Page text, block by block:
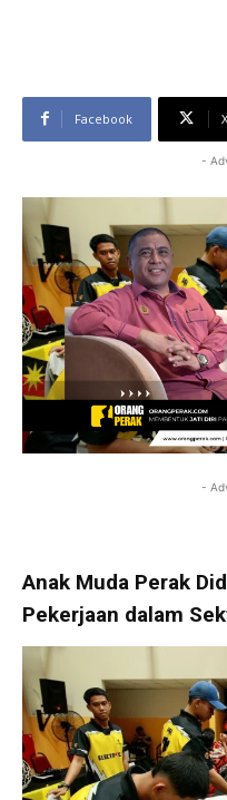
Facebook X
-
-
Anak Muda Perak
Pekerjaan dalam